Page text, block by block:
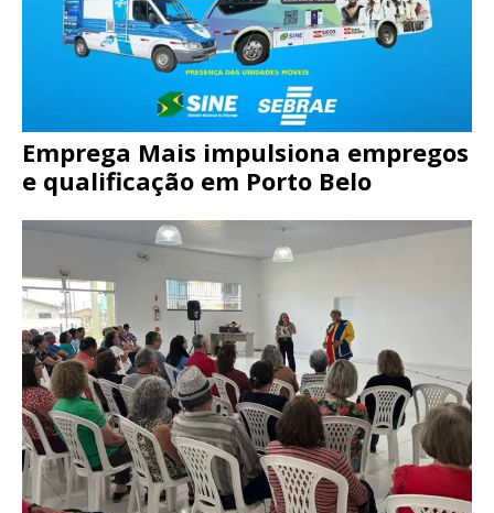
Emprega Mais impulsiona empregos
e qualificação em Porto Belo